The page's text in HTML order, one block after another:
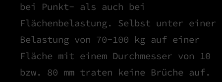
bei Punkt- als auch bei
Flächenbelastung. Selbst unter einer
Belastung von 70-100 kg auf einer
Fläche mit einem Durchmesser von 10
bzw. 80 mm traten keine Brüche auf.